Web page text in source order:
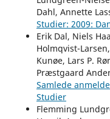
Dahl, Annette
Studier: 2009:
Erik Dal, Niels
Holmqvist-
Kunøe, Lars P.
Præstgaard
Samlede
Studier
Flemming